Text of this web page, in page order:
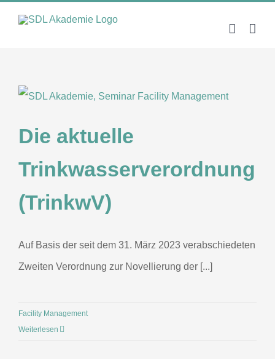
Die aktuelle
Trinkwasserverordnung
(TrinkwV)
Auf Basis der seit dem 31. März 2023 verabschiedeten
Zweiten Verordnung zur Novellierung der [...]
Facility Management
Weiterlesen